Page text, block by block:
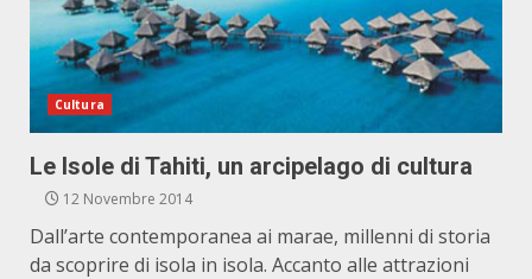
Cultura
Le Isole di Tahiti, un arcipelago di cultura
12 Novembre 2014
Dall’arte contemporanea ai marae, millenni di storia
da scoprire di isola in isola. Accanto alle attrazioni